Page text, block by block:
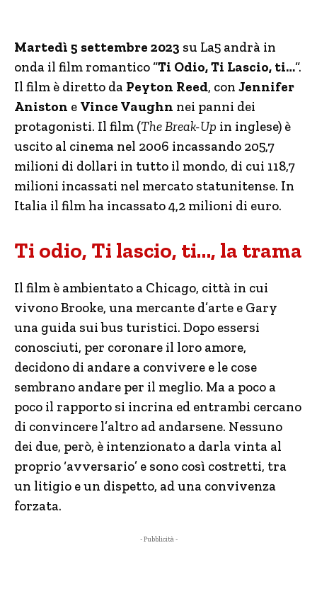
Martedì 5 settembre 2023 su La5 andrà in
onda il film romantico “Ti Odio, Ti Lascio, ti…“.
Il film è diretto da Peyton Reed, con Jennifer
Aniston e Vince Vaughn nei panni dei
protagonisti. Il film (The Break-Up in inglese) è
uscito al cinema nel 2006 incassando 205,7
milioni di dollari in tutto il mondo, di cui 118,7
milioni incassati nel mercato statunitense. In
Italia il film ha incassato 4,2 milioni di euro.
Ti odio, Ti lascio, ti…, la trama
Il film è ambientato a Chicago, città in cui
vivono Brooke, una mercante d’arte e Gary
una guida sui bus turistici. Dopo essersi
conosciuti, per coronare il loro amore,
decidono di andare a convivere e le cose
sembrano andare per il meglio. Ma a poco a
poco il rapporto si incrina ed entrambi cercano
di convincere l’altro ad andarsene. Nessuno
dei due, però, è intenzionato a darla vinta al
proprio ‘avversario’ e sono così costretti, tra
un litigio e un dispetto, ad una convivenza
forzata.
- Pubblicità -